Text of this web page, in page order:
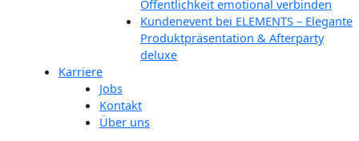
Öffentlichkeit emotional verbinden
Kundenevent bei ELEMENTS – Elegante
Produktpräsentation & Afterparty
deluxe
Karriere
Jobs
Kontakt
Über uns